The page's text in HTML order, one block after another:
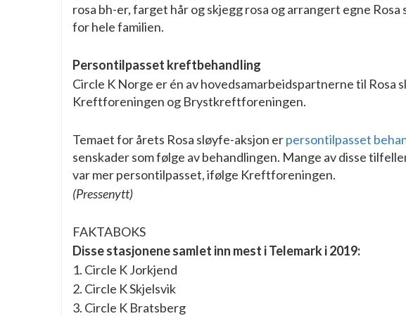
rosa bh-er, farget hår og skjegg rosa og arrangert egne
for hele familien.
Persontilpasset kreftbehandling
Circle K Norge er én av hovedsamarbeidspartnerne til Rosa
Kreftforeningen og Brystkreftforeningen.
Temaet for årets Rosa sløyfe-aksjon erpersontilpasset
senskader som følge av behandlingen. Mange av disse
var mer persontilpasset, ifølge Kreftforeningen.
(Pressenytt)
FAKTABOKS
Disse stasjonene samlet inn mest i Telemark i 2019:
1. Circle K Jorkjend
2. Circle K Skjelsvik
3. Circle K Bratsberg